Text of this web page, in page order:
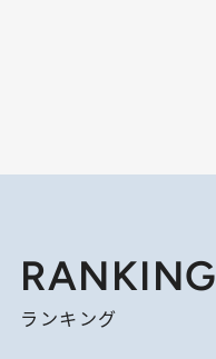
RANKING
ランキング